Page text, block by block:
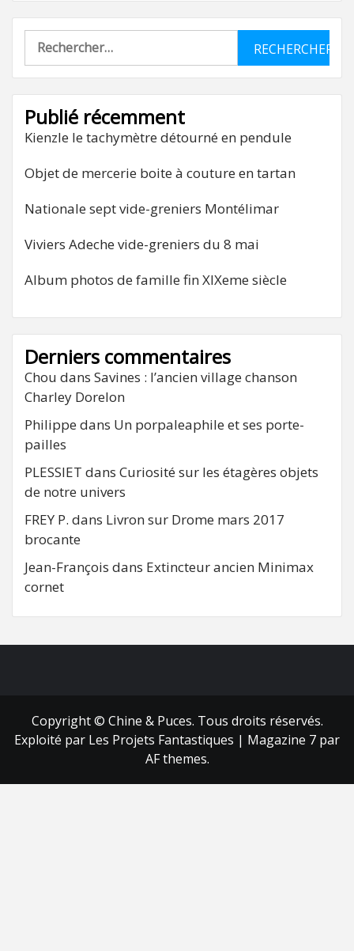
Rechercher :
Publié récemment
Kienzle le tachymètre détourné en pendule
Objet de mercerie boite à couture en tartan
Nationale sept vide-greniers Montélimar
Viviers Adeche vide-greniers du 8 mai
Album photos de famille fin XIXeme siècle
Derniers commentaires
Chou dans Savines : l’ancien village chanson
Charley Dorelon
Philippe dans Un porpaleaphile et ses porte-
pailles
PLESSIET dans Curiosité sur les étagères objets
de notre univers
FREY P. dans Livron sur Drome mars 2017
brocante
Jean-François dans Extincteur ancien Minimax
cornet
Copyright © Chine & Puces. Tous droits réservés.
Exploité par Les Projets Fantastiques | Magazine 7 par
AF themes.